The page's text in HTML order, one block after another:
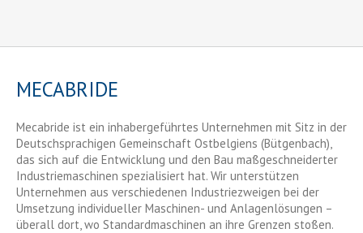
MECABRIDE
Mecabride ist ein inhabergeführtes Unternehmen mit Sitz in der
Deutschsprachigen Gemeinschaft Ostbelgiens (Bütgenbach),
das sich auf die Entwicklung und den Bau maßgeschneiderter
Industriemaschinen spezialisiert hat. Wir unterstützen
Unternehmen aus verschiedenen Industriezweigen bei der
Umsetzung individueller Maschinen- und Anlagenlösungen –
überall dort, wo Standardmaschinen an ihre Grenzen stoßen.